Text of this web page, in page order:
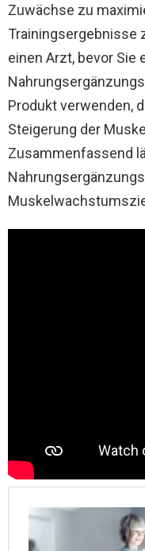
Zuwächse zu
Trainingsergebnisse
einen Arzt, bevor Sie
Produkt verwenden,
Steigerung der
Zusammenfassend